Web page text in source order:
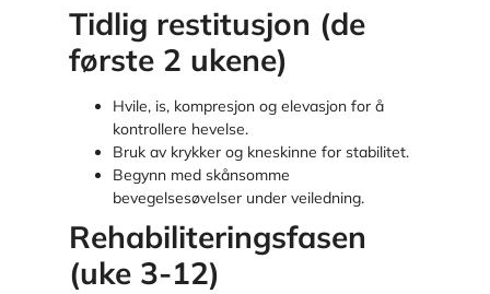
Tidlig restitusjon (de
første 2 ukene)
Hvile, is, kompresjon og elevasjon for å
kontrollere hevelse.
Bruk av krykker og kneskinne for stabilitet.
Begynn med skånsomme
bevegelsesøvelser under veiledning.
Rehabiliteringsfasen
(uke 3-12)